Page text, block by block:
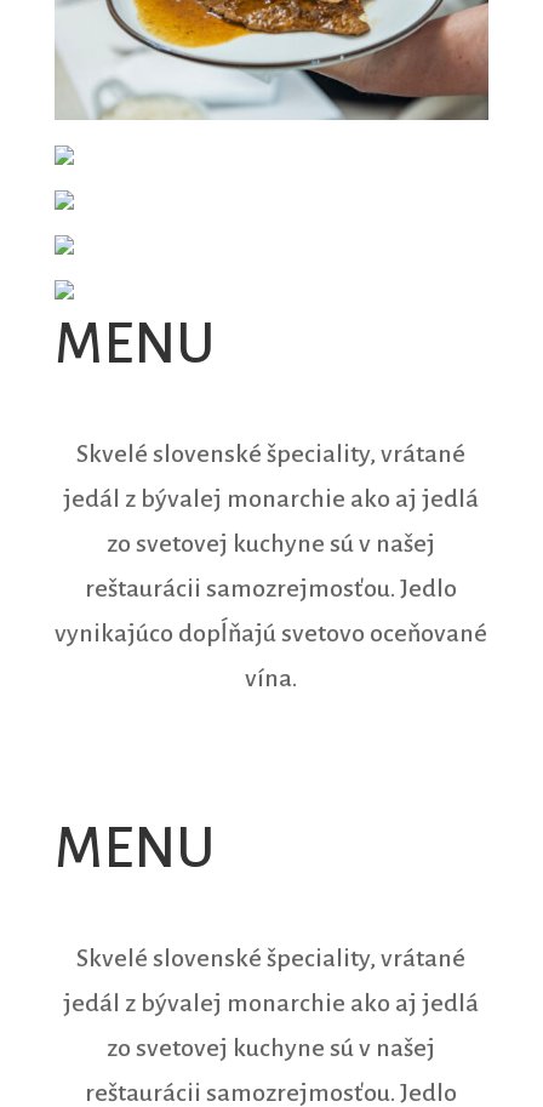
MENU
Skvelé slovenské špeciality, vrátané
jedál z bývalej monarchie ako aj jedlá
zo svetovej kuchyne sú v našej
reštaurácii samozrejmosťou. Jedlo
vynikajúco dopĺňajú svetovo oceňované
vína.
MENU
Skvelé slovenské špeciality, vrátané
jedál z bývalej monarchie ako aj jedlá
zo svetovej kuchyne sú v našej
reštaurácii samozrejmosťou. Jedlo